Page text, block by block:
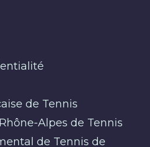
de Tennis
Alpes de Tennis
de Tennis de